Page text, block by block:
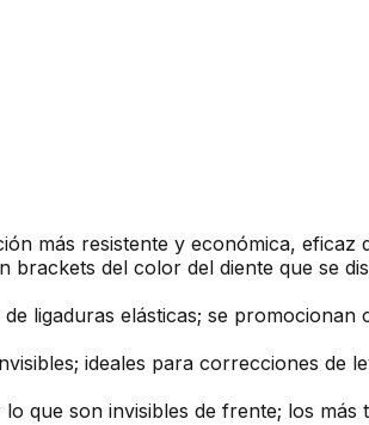
más resistente y económica, eficaz
del color del diente que se
ligaduras elásticas; se
ideales para correcciones de
que son invisibles de frente; los más